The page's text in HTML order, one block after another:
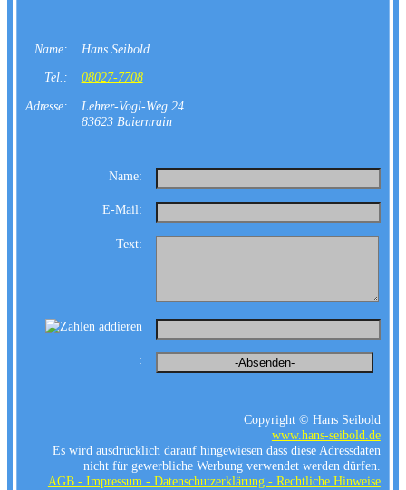
Name:
Hans Seibold
Tel.:
08027-7708
Adresse:
Lehrer-Vogl-Weg 24
83623 Baiernrain
Name:
E-Mail:
Text:
:
Copyright © Hans Seibold
www.hans-seibold.de
Es wird ausdrücklich darauf hingewiesen dass diese Adressdaten
nicht für gewerbliche Werbung verwendet werden dürfen.
AGB - Impressum - Datenschutzerklärung - Rechtliche Hinweise